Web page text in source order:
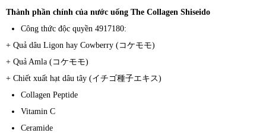
Thành phần chính của nước uống The Collagen Shiseido
Công thức độc quyền 4917180:
+ Quả dâu Ligon hay Cowberry (コケモモ)
+ Quả Amla (コケモモ)
+ Chiết xuất hạt dâu tây (イチゴ種子エキス)
Collagen Peptide
Vitamin C
Ceramide